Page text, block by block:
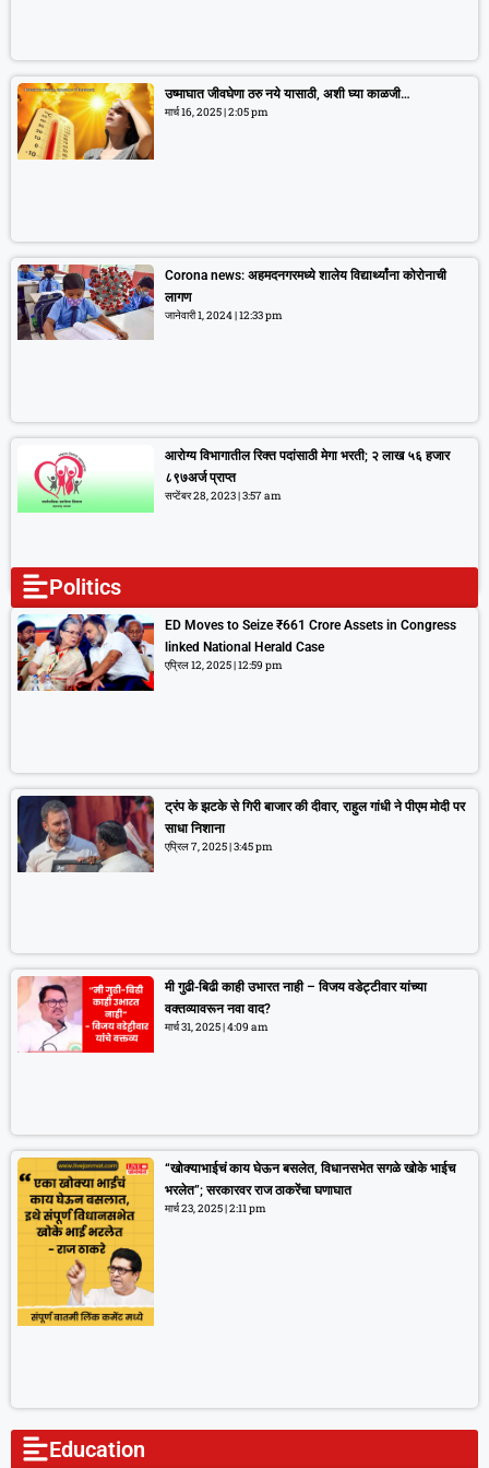
उष्माघात जीवघेणा ठरु नये यासाठी, अशी घ्या काळजी…
मार्च 16, 2025 2:05 pm
Corona news: अहमदनगरमध्ये शालेय विद्यार्थ्यांना कोरोनाची
लागण
जानेवारी 1, 2024 12:33 pm
आरोग्य विभागातील रिक्त पदांसाठी मेगा भरती; २ लाख ५६ हजार
८९७अर्ज प्राप्त
सप्टेंबर 28, 2023 3:57 am
Politics
ED Moves to Seize ₹661 Crore Assets in Congress
linked National Herald Case
एप्रिल 12, 2025 12:59 pm
ट्रंप के झटके से गिरी बाजार की दीवार, राहुल गांधी ने पीएम मोदी पर
साधा निशाना
एप्रिल 7, 2025 3:45 pm
मी गुढी-बिढी काही उभारत नाही – विजय वडेट्टीवार यांच्या
वक्तव्यावरून नवा वाद?
मार्च 31, 2025 4:09 am
“खोक्याभाईचं काय घेऊन बसलेत, विधानसभेत सगळे खोके भाईच
भरलेत”; सरकारवर राज ठाकरेंचा घणाघात
मार्च 23, 2025 2:11 pm
Education